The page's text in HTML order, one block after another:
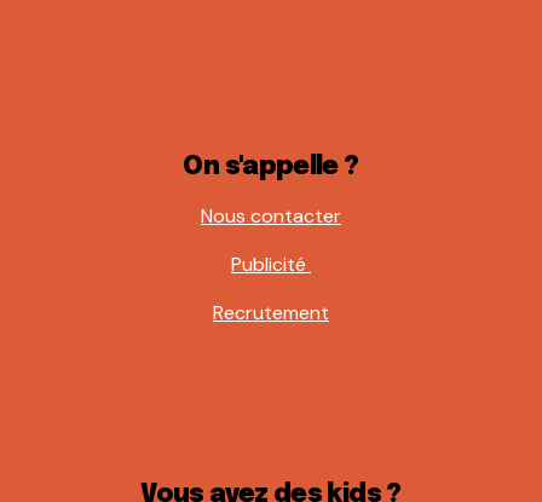
On s'appelle ?
Nous contacter
Publicité
Recrutement
Vous avez des kids ?